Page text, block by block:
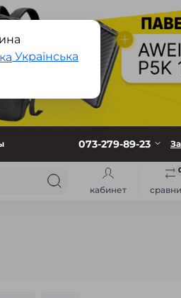
073-279-89-23
кабинет
Українська